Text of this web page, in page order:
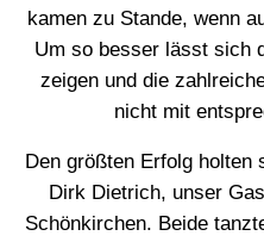
kamen zu Stande, wenn
Um so besser lässt sich
zeigen und die
nicht mit
Den größten Erfolg holten
Dirk Dietrich, unser
Schönkirchen. Beide